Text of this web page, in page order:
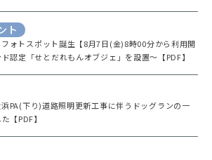
ト
ォトスポット誕生【8月7日(金)8時00分から利用開
認定「せとだれもんオブジェ」を設置～【PDF】
PA(下り)道路照明更新工事に伴うドッグランの一
【PDF】